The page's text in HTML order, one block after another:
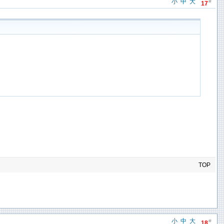
17#
大
中
小
TOP
#
大
中
小